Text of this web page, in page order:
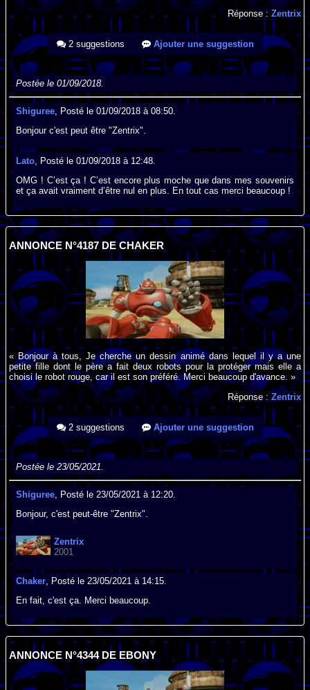
Réponse :Zentrix
2 suggestions Ajouter une suggestion
Postée le 01/09/2018.
Shiguree, Posté le 01/09/2018 à 08:50.
Bonjour c'est peut être "Zentrix".
Lato , Posté le 01/09/2018 à 12:48.
OMG ! C’est ça ! C’est encore plus moche que dans mes souvenirs
et ça avait vraiment d’être nul en plus. En tout cas merci beaucoup !
ANNONCE N°4187 DE CHAKER
« Bonjour à tous, Je cherche un dessin animé dans lequel il y a une
petite fille dont le père a fait deux robots pour la protéger mais elle a
choisi le robot rouge, car il est son préféré. Merci beaucoup d'avance. »
Réponse :Zentrix
2 suggestions Ajouter une suggestion
Postée le 23/05/2021.
Shiguree , Posté le 23/05/2021 à 12:20.
Bonjour, c'est peut-être "Zentrix".
Zentrix
2001
Chaker , Posté le 23/05/2021 à 14:15.
En fait, c'est ça. Merci beaucoup.
ANNONCE N°4344 DE EBONY